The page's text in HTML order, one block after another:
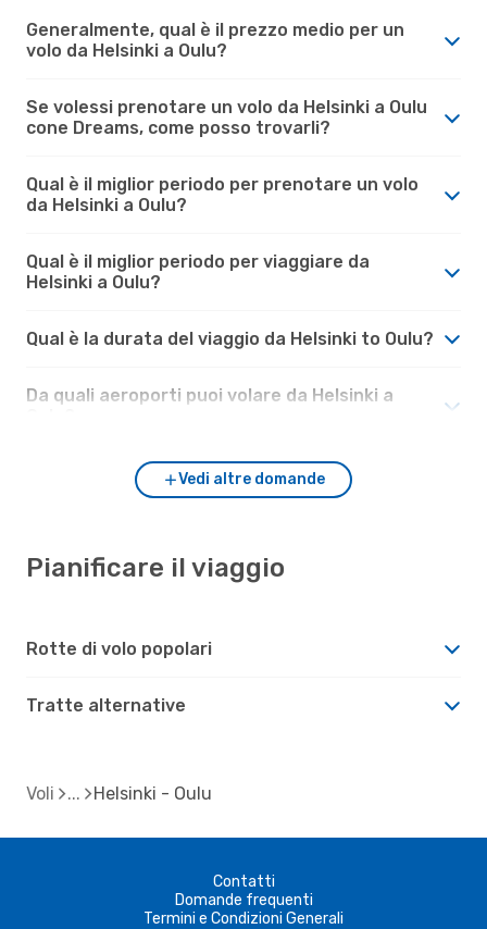
Generalmente, qual è il prezzo medio per un
volo da Helsinki a Oulu?
Se volessi prenotare un volo da Helsinki a Oulu
cone Dreams, come posso trovarli?
Qual è il miglior periodo per prenotare un volo
da Helsinki a Oulu?
Qual è il miglior periodo per viaggiare da
Helsinki a Oulu?
Qual è la durata del viaggio da Helsinki to Oulu?
Da quali aeroporti puoi volare da Helsinki a
Vedi altre domande
Pianificare il viaggio
Rotte di volo popolari
Tratte alternative
Voli Helsinki - Oulu
Contatti
Domande frequenti
Termini e Condizioni Generali